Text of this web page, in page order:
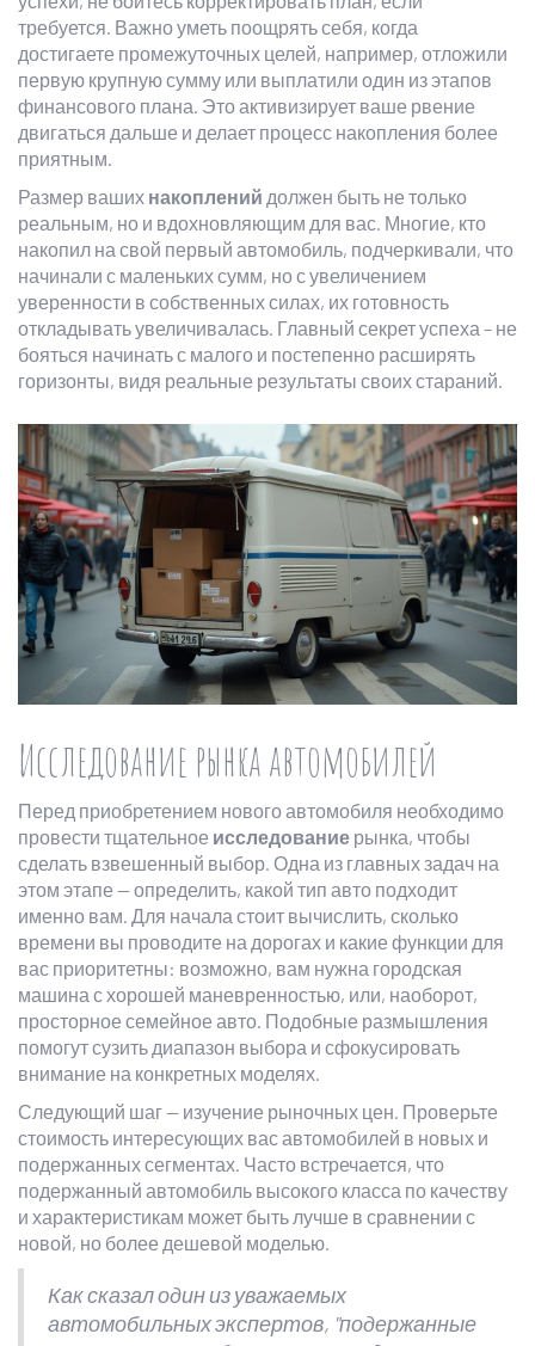
требуется. Важно уметь поощрять себя, когда
достигаете промежуточных целей, например, отложили
первую крупную сумму или выплатили один из этапов
финансового плана. Это активизирует ваше рвение
двигаться дальше и делает процесс накопления более
приятным.
Размер ваших накоплений должен быть не только
реальным, но и вдохновляющим для вас. Многие, кто
накопил на свой первый автомобиль, подчеркивали, что
начинали с маленьких сумм, но с увеличением
уверенности в собственных силах, их готовность
откладывать увеличивалась. Главный секрет успеха – не
бояться начинать с малого и постепенно расширять
горизонты, видя реальные результаты своих стараний.
Исследование рынка автомобилей
Перед приобретением нового автомобиля необходимо
провести тщательное исследование рынка, чтобы
сделать взвешенный выбор. Одна из главных задач на
этом этапе — определить, какой тип авто подходит
именно вам. Для начала стоит вычислить, сколько
времени вы проводите на дорогах и какие функции для
вас приоритетны: возможно, вам нужна городская
машина с хорошей маневренностью, или, наоборот,
просторное семейное авто. Подобные размышления
помогут сузить диапазон выбора и сфокусировать
внимание на конкретных моделях.
Следующий шаг — изучение рыночных цен. Проверьте
стоимость интересующих вас автомобилей в новых и
подержанных сегментах. Часто встречается, что
подержанный автомобиль высокого класса по качеству
и характеристикам может быть лучше в сравнении с
новой, но более дешевой моделью.
Как сказал один из уважаемых
автомобильных экспертов, "подержанные